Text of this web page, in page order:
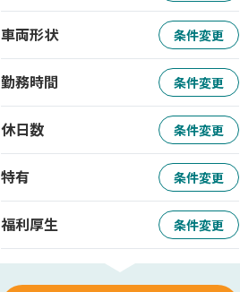
車両形状 条件変更
勤務時間 条件変更
休日数 条件変更
特有 条件変更
福利厚生 条件変更